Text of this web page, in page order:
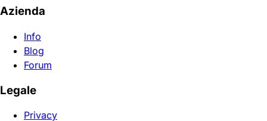
Azienda
Info
Blog
Forum
Legale
Privacy